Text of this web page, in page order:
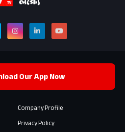
Our App Now
Company Profile
Privacy Policy